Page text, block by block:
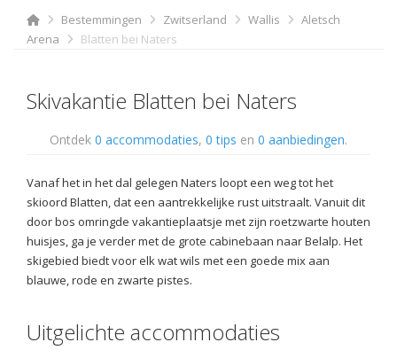
Bestemmingen Zwitserland Wallis
Aletsch
Arena
Blatten bei Naters
Skivakantie Blatten bei Naters
Ontdek 0 accommodaties, 0 tips en 0 aanbiedingen.
Vanaf het in het dal gelegen Naters loopt een weg tot het
skioord Blatten, dat een aantrekkelijke rust uitstraalt. Vanuit dit
door bos omringde vakantieplaatsje met zijn roetzwarte houten
huisjes, ga je verder met de grote cabinebaan naar Belalp. Het
skigebied biedt voor elk wat wils met een goede mix aan
blauwe, rode en zwarte pistes.
Uitgelichte accommodaties